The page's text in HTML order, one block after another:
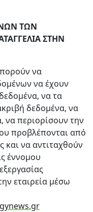
ΤΩΝ
ΣΤΗΝ
να
να έχουν
να τα
δεδομένα, να
περιορίσουν την
προβλέπονται από
και να αντιταχθούν
έννομου
εταιρεία μέσω